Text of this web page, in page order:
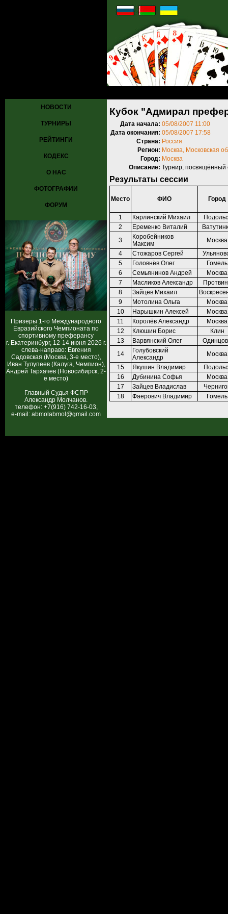
НОВОСТИ
ТУРНИРЫ
РЕЙТИНГИ
КОДЕКС
О НАС
ФОТОГРАФИИ
ФОРУМ
Призеры 1-го Международного
Евразийского Чемпионата по
спортивному преферансу
г. Екатеринбург, 12-14 июня 2026 г.
слева-направо: Евгения
Садовская (Москва, 3-е место),
Иван Тулупеев (Калуга, Чемпион),
Андрей Тархачев (Новосибирск, 2-
е место)
Главный Судья ФСПР
Александр Молчанов.
телефон: +7(916) 742-16-03,
e-mail: abmolabmol@gmail.com
Кубок "Адмирал
Дата начала: 05/08/2007 11:00
Дата окончания: 05/08/2007 17:58
Страна: Россия
Регион: Москва, Московская
Город: Москва
Описание: Турнир, посвящённый
Результаты сессии
Место ФИО Город
1 Карлинский Михаил
2
Еременко Виталий
3
Коробейников
Максим
Москва
4
Стожаров Сергей
5
Головнёв Олег
Гомель
6
Семьянинов Андрей
Москва
7
Масликов Александр
8
Зайцев Михаил
9
Мотолина Ольга
Москва
10
Нарышкин Алексей
Москва
11
Королёв Александр
Москва
12
Клюшин Борис
Клин
13
Варвянский Олег
14
Голубовский
Александр
Москва
15
Якушин Владимир
16
Дубинина Софья
Москва
17
Зайцев Владислав
18
Фаерович Владимир Гомель